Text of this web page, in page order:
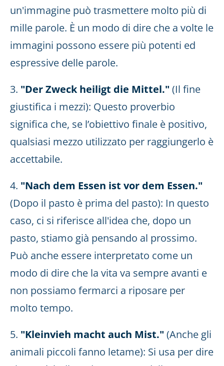
un'immagine può trasmettere molto più di
mille parole. È un modo di dire che a volte le
immagini possono essere più potenti ed
espressive delle parole.
3. "Der Zweck heiligt die Mittel."(Il fine
giustifica i mezzi): Questo proverbio
significa che, se l’obiettivo finale è positivo,
qualsiasi mezzo utilizzato per raggiungerlo è
accettabile.
4. "Nach dem Essen ist vor dem Essen."
(Dopo il pasto è prima del pasto): In questo
caso, ci si riferisce all'idea che, dopo un
pasto, stiamo già pensando al prossimo.
Può anche essere interpretato come un
modo di dire che la vita va sempre avanti e
non possiamo fermarci a riposare per
molto tempo.
5. "Kleinvieh macht auch Mist."(Anche gli
animali piccoli fanno letame): Si usa per dire